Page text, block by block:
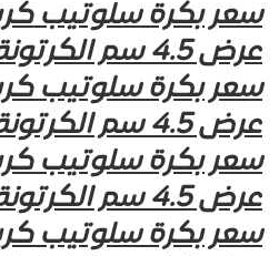
عرض 4.5 سم الكرتونة 72 بكرة
عرض 4.5 سم الكرتونة 72 بكرة
عرض 4.5 سم الكرتونة 72 بكرة